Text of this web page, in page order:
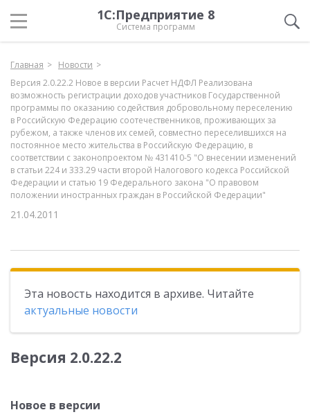
1С:Предприятие 8
Система программ
Главная
Новости
Версия 2.0.22.2 Новое в версии Расчет НДФЛ Реализована
возможность регистрации доходов участников Государственной
программы по оказанию содействия добровольному переселению
в Российскую Федерацию соотечественников, проживающих за
рубежом, а также членов их семей, совместно переселившихся на
постоянное место жительства в Российскую Федерацию, в
соответствии с законопроектом № 431410-5 "О внесении изменений
в статьи 224 и 333.29 части второй Налогового кодекса Российской
Федерации и статью 19 Федерального закона "О правовом
положении иностранных граждан в Российской Федерации"
21.04.2011
Эта новость находится в архиве. Читайте
актуальные новости
Версия 2.0.22.2
Новое в версии